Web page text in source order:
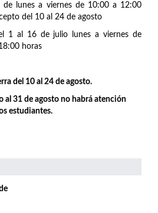
de lunes a viernes de 10:00 a 12:00
del 10 al 24 de agosto
1 al 16 de julio lunes a viernes de
horas
del 10 al 24 de agosto.
al 31 de agosto no habrá atención
estudiantes.